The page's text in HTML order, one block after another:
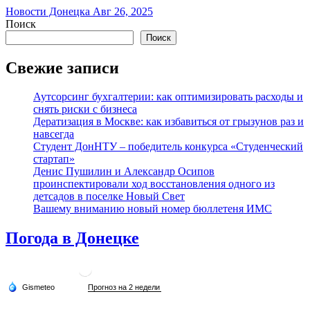
Новости Донецка Авг 26, 2025
Поиск
Поиск
Свежие записи
Аутсорсинг бухгалтерии: как оптимизировать расходы и
снять риски с бизнеса
Дератизация в Москве: как избавиться от грызунов раз и
навсегда
Студент ДонНТУ – победитель конкурса «Студенческий
стартап»
Денис Пушилин и Александр Осипов
проинспектировали ход восстановления одного из
детсадов в поселке Новый Свет
Вашему вниманию новый номер бюллетеня ИМС
Погода в Донецке